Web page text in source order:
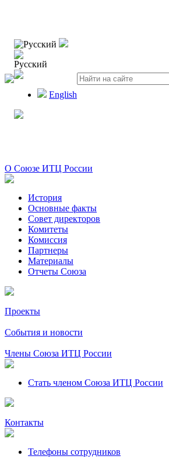
Русский
Русский
English
О Союзе ИТЦ России
История
Основные факты
Совет директоров
Комитеты
Комиссия
Партнеры
Материалы
Отчеты Союза
Проекты
События и новости
Члены Союза ИТЦ России
Стать членом Союза ИТЦ России
Контакты
Телефоны сотрудников